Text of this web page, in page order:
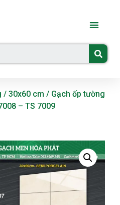
/ 30x60 cm / Gạch ốp tường
– TS 7009